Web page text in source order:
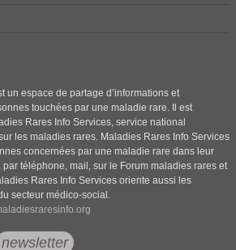
un espace de partage d’informations et
touchées par une maladie rare. Il est
Rares Info Services, service national
les maladies rares. Maladies Rares Info Services
concernées par une maladie rare dans leur
téléphone, mail, sur le Forum maladies rares et
Rares Info Services oriente aussi les
secteur médico-social.
newsletter